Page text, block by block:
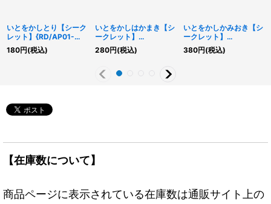
いとをかしとり【シーク
レット】{RD/AP01-
JP021}《RDモンスタ
ー》
180円(税込)
いとをかしはかまき【シ
ークレット】
{RD/AP01-JP023}
《RD魔法》
280円(税込)
いとをかしかみおき【シ
ークレット】
{RD/KP22-JP053}
《RD魔法》
380円(税込)
【在庫数について】
商品ページに表示されている在庫数は通販サイト上の